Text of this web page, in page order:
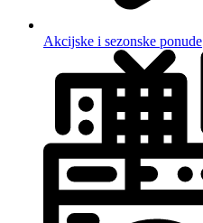
Akcijske i sezonske ponude